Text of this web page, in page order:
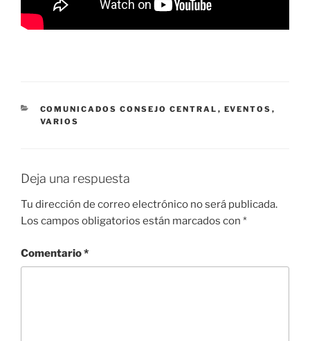
CATEGORÍAS
COMUNICADOS CONSEJO CENTRAL , EVENTOS ,
VARIOS
Deja una respuesta
Tu dirección de correo electrónico no será publicada.
Los campos obligatorios están marcados con *
Comentario*